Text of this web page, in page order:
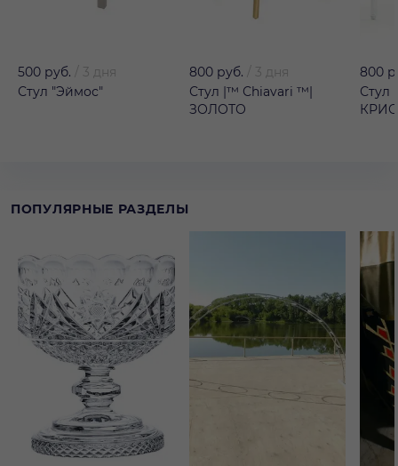
500 руб.
3 дня
Стул "Эймос"
800 руб.
3 дня
Стул |™ Сhiavari ™|
ЗОЛОТО
800
Стул
ПОПУЛЯРНЫЕ РАЗДЕЛЫ